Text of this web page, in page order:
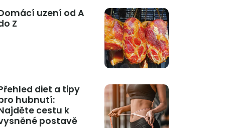
uzení od A
Z
diet a tipy
hubnutí:
cestu k
postavě